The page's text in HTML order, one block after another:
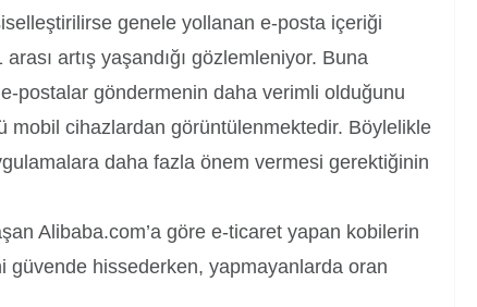
genele yollanan e-posta içeriği
artış yaşandığı gözlemleniyor. Buna
postalar göndermenin daha verimli olduğunu
mobil cihazlardan görüntülenmektedir. Böylelikle
daha fazla önem vermesi gerektiğinin
Alibaba.com’a göre e-ticaret yapan kobilerin
güvende hissederken, yapmayanlarda oran